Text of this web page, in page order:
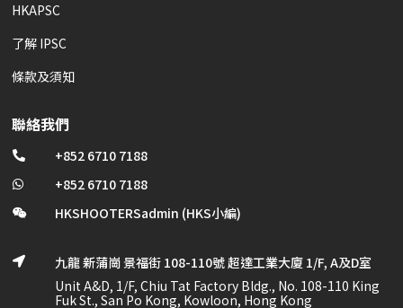
HKAPSC
了解 IPSC
條款及須知
聯絡我們
 +852 6710 7188
 +852 6710 7188
 HKSHOOTERSadmin (HKS小編)

九龍 新蒲崗 景福街 108-110號 超達工業大廈 1/F, A及D室
Unit A&D, 1/F, Chiu Tat Factory Bldg., No. 108-110 King
Fuk St., San Po Kong, Kowloon, Hong Kong